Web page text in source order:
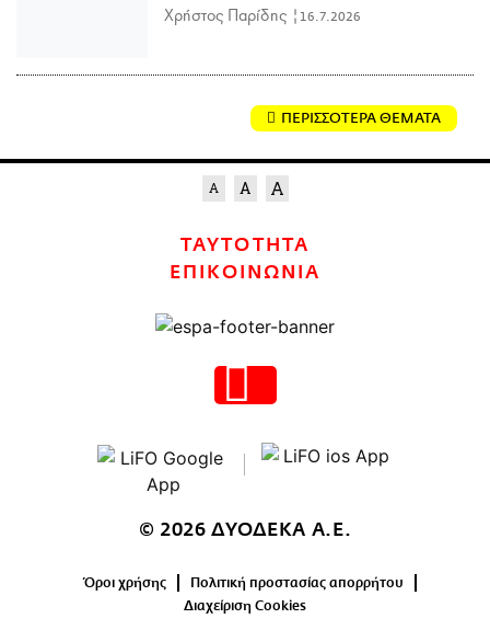
Χρήστος Παρίδης | 16.7.2026
ΠΕΡΙΣΣΟΤΕΡΑ ΘΕΜΑΤΑ
ΤΑΥΤΟΤΗΤΑ
ΕΠΙΚΟΙΝΩΝΙΑ
© 2026 ΔΥΟΔΕΚΑ Α.Ε.
Όροι χρήσης
Πολιτική προστασίας απορρήτου
Διαχείριση Cookies